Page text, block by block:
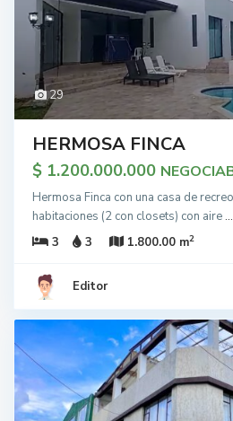
29
HERMOSA FINCA
$ 1.200.000.000
Hermosa Finca con una casa de
habitaciones (2 con closets) con aire...
3
3 1.800.00 m2
Editor